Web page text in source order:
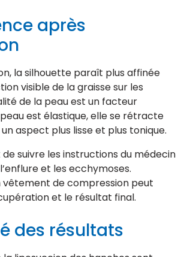
après
la silhouette paraît plus affinée
visible de la graisse sur les
de la peau est un facteur
est élastique, elle se rétracte
aspect plus lisse et plus tonique.
suivre les instructions du médecin
et les ecchymoses.
vêtement de compression peut
et le résultat final.
des résultats